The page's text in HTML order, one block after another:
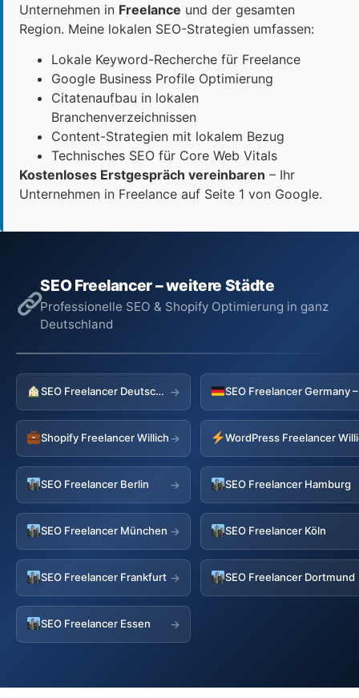
Unternehmen in Freelance und der gesamten
Region. Meine lokalen SEO-Strategien umfassen:
Lokale Keyword-Recherche für Freelance
Google Business Profile Optimierung
Citatenaufbau in lokalen
Branchenverzeichnissen
Content-Strategien mit lokalem Bezug
Technisches SEO für Core Web Vitals
Kostenloses Erstgespräch vereinbaren – Ihr
Unternehmen in Freelance auf Seite 1 von Google.
SEO Freelancer – weitere Städte
Professionelle SEO & Shopify Optimierung in ganz
Deutschland
SEO Freelancer Deutschland →
Shopify Freelancer Willich→ WordPress Freelancer
SEO Freelancer Berlin → SEO Freelancer Hamburg
SEO Freelancer München → SEO Freelancer Köln
SEO Freelancer Frankfurt → SEO Freelancer Dortmund
SEO Freelancer Essen →